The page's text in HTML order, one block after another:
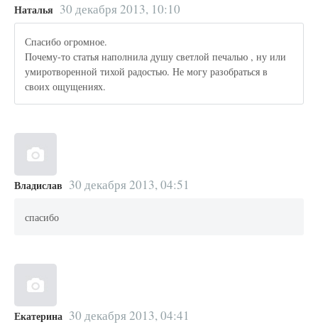
Наталья 30 декабря 2013, 10:10
Спасибо огромное.
Почему-то статья наполнила душу светлой печалью , ну или
умиротворенной тихой радостью. Не могу разобраться в
своих ощущениях.
Владислав 30 декабря 2013, 04:51
спасибо
Екатерина 30 декабря 2013, 04:41